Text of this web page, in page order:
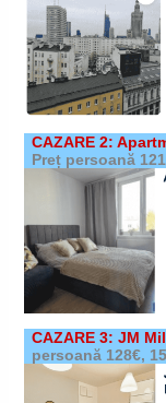
CAZARE 2:
Preț persoană
CAZARE 3: JM
persoană 128€,